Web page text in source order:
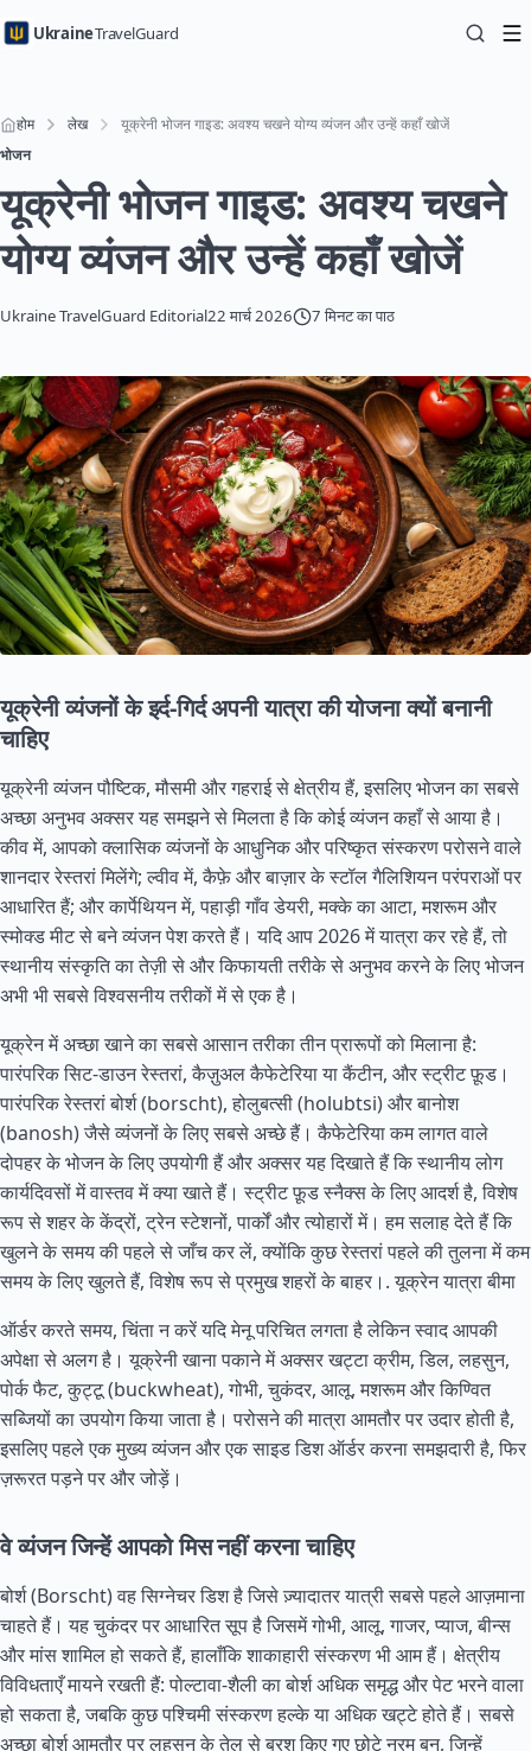
UkraineTravelGuard
होम लेख
यूक्रेनी भोजन गाइड: अवश्य चखने योग्य व्यंजन और उन्हें कहाँ खोजें
भोजन
यूक्रेनी भोजन गाइड: अवश्य चखने
योग्य व्यंजन और उन्हें कहाँ खोजें
Ukraine TravelGuard Editorial22 मार्च 2026 7 मिनट का पाठ
यूक्रेनी व्यंजनों के इर्द-गिर्द अपनी यात्रा की योजना क्यों बनानी
चाहिए
यूक्रेनी व्यंजन पौष्टिक, मौसमी और गहराई से क्षेत्रीय हैं, इसलिए भोजन का सबसे
अच्छा अनुभव अक्सर यह समझने से मिलता है कि कोई व्यंजन कहाँ से आया है।
कीव में, आपको क्लासिक व्यंजनों के आधुनिक और परिष्कृत संस्करण परोसने वाले
शानदार रेस्तरां मिलेंगे; ल्वीव में, कैफ़े और बाज़ार के स्टॉल गैलिशियन परंपराओं पर
आधारित हैं; और कार्पेथियन में, पहाड़ी गाँव डेयरी, मक्के का आटा, मशरूम और
स्मोक्ड मीट से बने व्यंजन पेश करते हैं। यदि आप 2026 में यात्रा कर रहे हैं, तो
स्थानीय संस्कृति का तेज़ी से और किफायती तरीके से अनुभव करने के लिए भोजन
अभी भी सबसे विश्वसनीय तरीकों में से एक है।
यूक्रेन में अच्छा खाने का सबसे आसान तरीका तीन प्रारूपों को मिलाना है:
पारंपरिक सिट-डाउन रेस्तरां, कैज़ुअल कैफेटेरिया या कैंटीन, और स्ट्रीट फ़ूड।
पारंपरिक रेस्तरां बोर्श (borscht), होलुबत्सी (holubtsi) और बानोश
(banosh) जैसे व्यंजनों के लिए सबसे अच्छे हैं। कैफेटेरिया कम लागत वाले
दोपहर के भोजन के लिए उपयोगी हैं और अक्सर यह दिखाते हैं कि स्थानीय लोग
कार्यदिवसों में वास्तव में क्या खाते हैं। स्ट्रीट फ़ूड स्नैक्स के लिए आदर्श है, विशेष
रूप से शहर के केंद्रों, ट्रेन स्टेशनों, पार्कों और त्योहारों में। हम सलाह देते हैं कि
खुलने के समय की पहले से जाँच कर लें, क्योंकि कुछ रेस्तरां पहले की तुलना में कम
समय के लिए खुलते हैं, विशेष रूप से प्रमुख शहरों के बाहर।.यूक्रेन यात्रा बीमा
ऑर्डर करते समय, चिंता न करें यदि मेनू परिचित लगता है लेकिन स्वाद आपकी
अपेक्षा से अलग है। यूक्रेनी खाना पकाने में अक्सर खट्टा क्रीम, डिल, लहसुन,
पोर्क फैट, कुट्टू (buckwheat), गोभी, चुकंदर, आलू, मशरूम और किण्वित
सब्जियों का उपयोग किया जाता है। परोसने की मात्रा आमतौर पर उदार होती है,
इसलिए पहले एक मुख्य व्यंजन और एक साइड डिश ऑर्डर करना समझदारी है, फिर
ज़रूरत पड़ने पर और जोड़ें।
वे व्यंजन जिन्हें आपको मिस नहीं करना चाहिए
बोर्श (Borscht) वह सिग्नेचर डिश है जिसे ज़्यादातर यात्री सबसे पहले आज़माना
चाहते हैं। यह चुकंदर पर आधारित सूप है जिसमें गोभी, आलू, गाजर, प्याज, बीन्स
और मांस शामिल हो सकते हैं, हालाँकि शाकाहारी संस्करण भी आम हैं। क्षेत्रीय
विविधताएँ मायने रखती हैं: पोल्टावा-शैली का बोर्श अधिक समृद्ध और पेट भरने वाला
हो सकता है, जबकि कुछ पश्चिमी संस्करण हल्के या अधिक खट्टे होते हैं। सबसे
अच्छा बोर्श आमतौर पर लहसुन के तेल से ब्रश किए गए छोटे नरम बन, जिन्हें